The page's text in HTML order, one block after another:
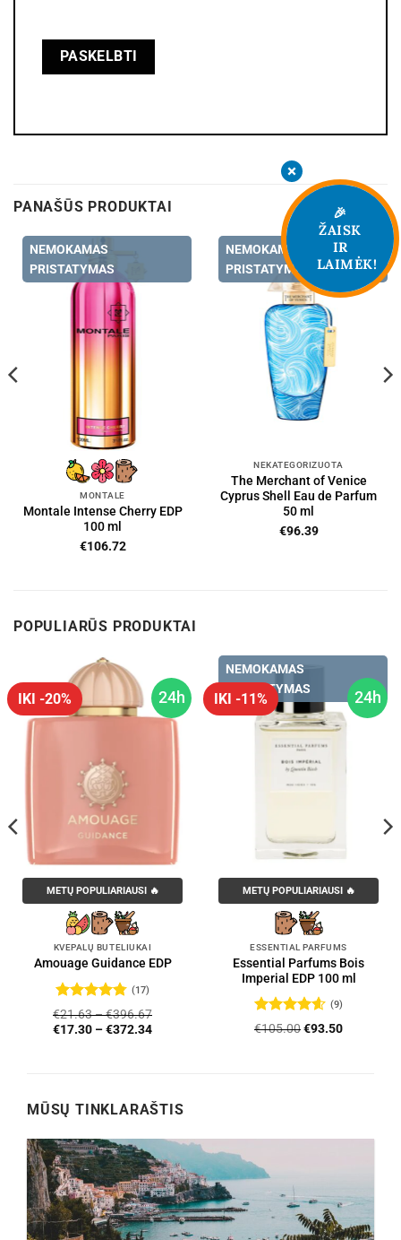
PANAŠŪS PRODUKTAI
NEMOKAMAS
PRISTATYMAS
MONTALE
Montale Intense Cherry EDP
100 ml
€106.72
NEMOKAMAS
PRISTATYMAS
NEKATEGORIZUOTA
The Merchant of Venice
Cyprus Shell Eau de Parfum
50 ml
€96.39
POPULIARŪS PRODUKTAI
24h
IKI -20%
METŲ POPULIARIAUSI 🔥
KVEPALŲ BUTELIUKAI
Amouage Guidance EDP
Įvertinimas:
4.76iš 5
(17)
€21.63–€396.67
€17.30 –€372.34
24h
IKI -11%
NEMOKAMAS
PRISTATYMAS
METŲ POPULIARIAUSI 🔥
ESSENTIAL PARFUMS
Essential Parfums Bois
Imperial EDP 100 ml
Įvertinimas:
(9)
€105.00Original
€93.50Current
MŪSŲ TINKLARAŠTIS
🎉
ŽAISK
IR
LAIMĖK!